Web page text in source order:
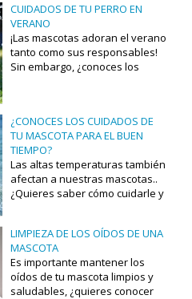
CUIDADOS DE TU PERRO EN
VERANO
¡Las mascotas adoran el verano
tanto como sus responsables!
Sin embargo, ¿conoces los
¿CONOCES LOS CUIDADOS DE
TU MASCOTA PARA EL BUEN
TIEMPO?
Las altas temperaturas también
afectan a nuestras mascotas..
¿Quieres saber cómo cuidarle y
LIMPIEZA DE LOS OÍDOS DE UNA
MASCOTA
Es importante mantener los
oídos de tu mascota limpios y
saludables, ¿quieres conocer